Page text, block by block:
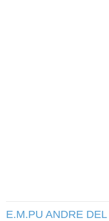
E.M.PU ANDRE